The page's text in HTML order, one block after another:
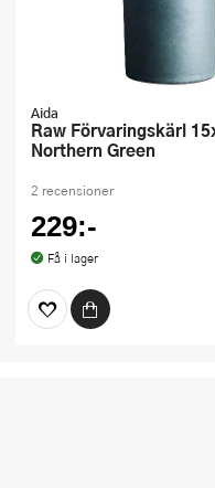
Aida
Raw Förvaringskärl 15x10 cm
Northern Green
2 recensioner
229:-
Få i lager